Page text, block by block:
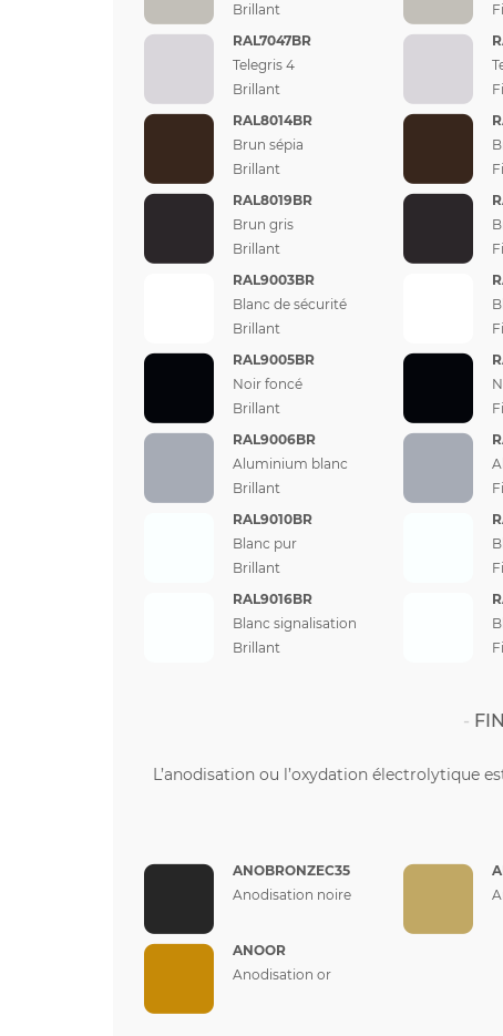
Brillant
RAL7047BR
Telegris 4
Brillant
RAL8014BR
Brun sépia
Brillant
RAL8019BR
Brun gris
Brillant
RAL9003BR
Blanc de sécurité
Brillant
RAL9005BR
Noir foncé
Brillant
RAL9006BR
Aluminium blanc
Brillant
RAL9010BR
Blanc pur
Brillant
RAL9016BR
Blanc signalisation
Brillant
L’anodisation ou l’oxydation électrolytique
ANOBRONZEC35
Anodisation noire
ANOOR
Anodisation or